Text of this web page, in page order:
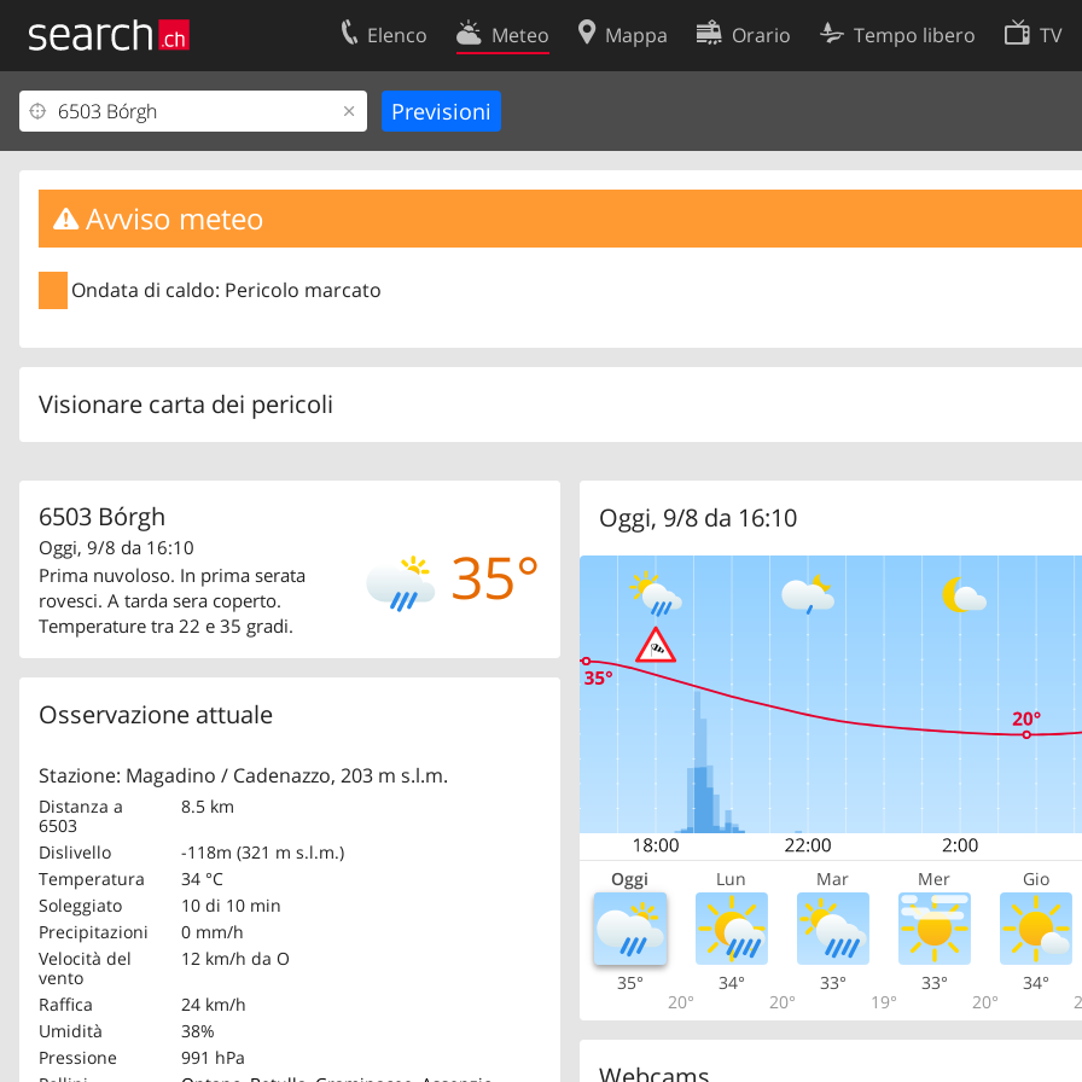
Elenco Meteo Mappa Orario Tempo libero TV
Avviso meteo
Ondata di caldo: Pericolo marcato
Visionare carta dei pericoli
6503 Bórgh
35°
Oggi, 9/8 da 16:10
Prima nuvoloso. In prima serata
rovesci. A tarda sera coperto.
Temperature tra 22 e 35 gradi.
Osservazione attuale
Stazione: Magadino / Cadenazzo, 203 m s.l.m.
Distanza a
6503
8.5 km
Dislivello
-118m (321 m s.l.m.)
Temperatura
34 °C
Soleggiato
10 di 10 min
Precipitazioni
0 mm/h
Velocità del
vento
12 km/h da O
Raffica
24 km/h
Umidità
38%
Pressione
991 hPa
Oggi, 9/8 da 16:10
Oggi Lun Mar Mer Gio
35°
20°
34°
20°
33°
19°
33°
20°
34°
Il vostro profolio
Area clienti
Informazioni Legali
Contatti
Condizioni d’uso
Protezione dei dati
Preferenze cookie
Sviluppatori